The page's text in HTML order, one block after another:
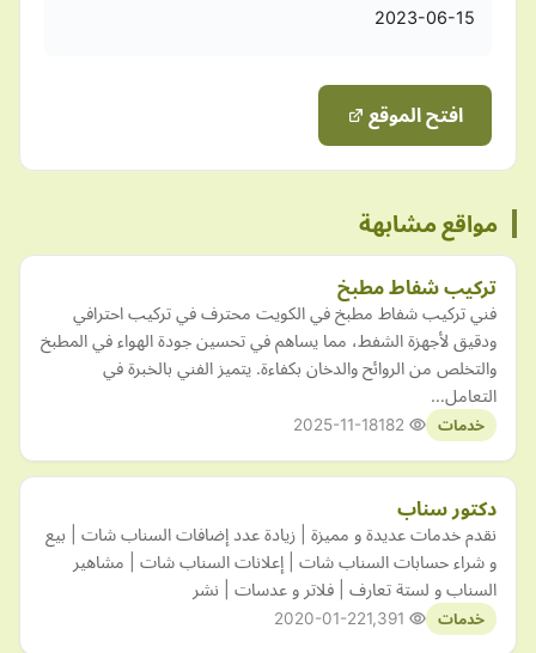
2023-06-15
افتح الموقع
مواقع مشابهة
تركيب شفاط مطبخ
فني تركيب شفاط مطبخ في الكويت محترف في تركيب احترافي
ودقيق لأجهزة الشفط، مما يساهم في تحسين جودة الهواء في المطبخ
والتخلص من الروائح والدخان بكفاءة. يتميز الفني بالخبرة في
التعامل…
خدمات 2025-11-18
دكتور سناب
نقدم خدمات عديدة و مميزة | زيادة عدد إضافات السناب شات | بيع
و شراء حسابات السناب شات | إعلانات السناب شات | مشاهير
السناب و لستة تعارف | فلاتر و عدسات | نشر
خدمات 2020-01-22